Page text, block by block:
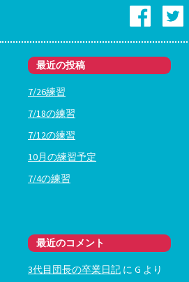
最近の投稿
7/26練習
7/18の練習
7/12の練習
10月の練習予定
7/4の練習
最近のコメント
3代目団長の卒業日記 に G より